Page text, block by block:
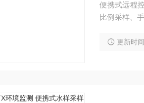
便携式远程
比例采样、
更新时